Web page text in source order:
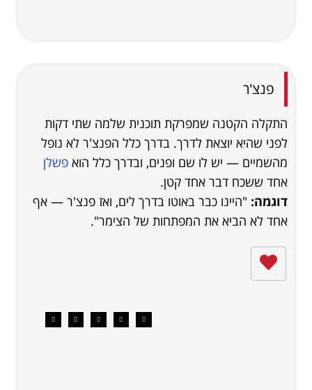
פנצ'ר
התקלה הקטנה שמפרקת תוכנית שלמה שתי דקות
לפני שהיא יוצאת לדרך. בדרך כלל הפנצ'ר לא נופל
מהשמיים — יש לו שם ופנים, ובדרך כלל הוא פשלן
אחד ששכח דבר אחד קטן.
דוגמה: "היינו כבר באוטו בדרך לים, ואז פנצ'ר — אף
אחד לא הביא את המפתחות של הצימר".